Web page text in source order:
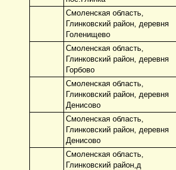
Смоленская область,
Глинковский район, деревня
Голенищево
Смоленская область,
Глинковский район, деревня
Горбово
Смоленская область,
Глинковский район, деревня
Денисово
Смоленская область,
Глинковский район, деревня
Денисово
Смоленская область,
Глинковский район,д